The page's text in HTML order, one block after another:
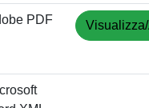
PDF